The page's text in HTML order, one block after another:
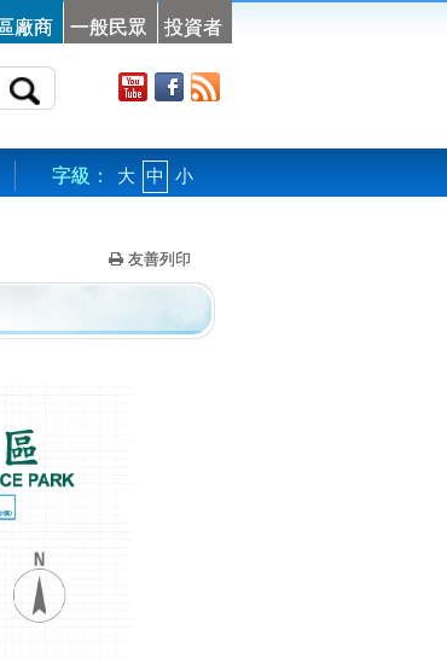
廠商 一般民眾 投資者
字級： 大 中 小
友善列印